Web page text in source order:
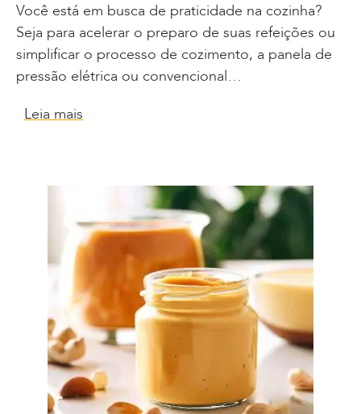
Você está em busca de praticidade na cozinha?
Seja para acelerar o preparo de suas refeições ou
simplificar o processo de cozimento, a panela de
pressão elétrica ou convencional…
Leia mais